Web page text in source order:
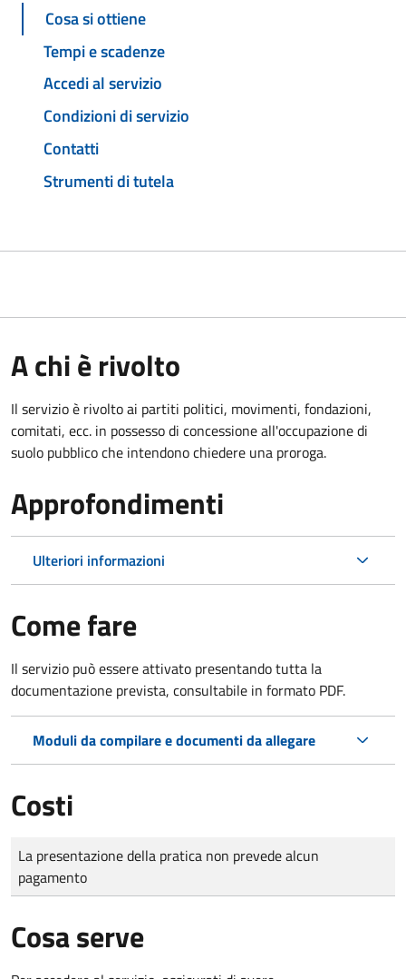
Cosa si ottiene
Tempi e scadenze
Accedi al servizio
Condizioni di servizio
Contatti
Strumenti di tutela
A chi è rivolto
Il servizio è rivolto ai partiti politici, movimenti, fondazioni,
comitati, ecc. in possesso di concessione all'occupazione di
suolo pubblico che intendono chiedere una proroga.
Approfondimenti
Ulteriori informazioni
Come fare
Il servizio può essere attivato presentando tutta la
documentazione prevista, consultabile in formato PDF.
Moduli da compilare e documenti da allegare
Costi
Tipo di pagamento
Importo
La presentazione della pratica non prevede alcun
pagamento
Cosa serve